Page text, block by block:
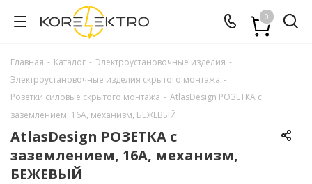
0
Главная - Каталог - Электроустановочные изделия -
Электроустановочные изделия скрытого монтажа -
Розетки силовые скрытого монтажа - AtlasDesign РОЗЕТКА с
заземлением, 16А, механизм, БЕЖЕВЫЙ
AtlasDesign РОЗЕТКА с
заземлением, 16А, механизм,
БЕЖЕВЫЙ